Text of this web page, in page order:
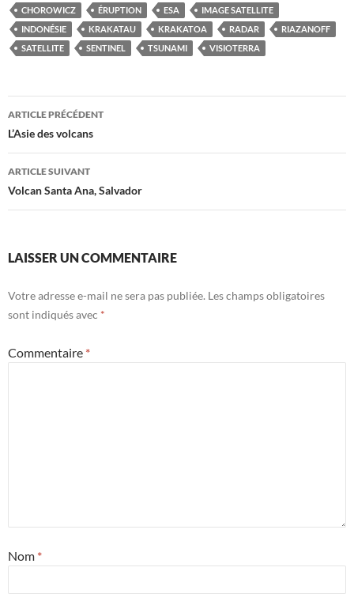
CHOROWICZ
ÉRUPTION ESA
IMAGE SATELLITE
INDONÉSIE
KRAKATAU KRAKATOA RADAR
RIAZANOFF
SATELLITE
SENTINEL TSUNAMI VISIOTERRA
Navigation
des
articles
ARTICLE PRÉCÉDENT
L’Asie des volcans
ARTICLE SUIVANT
Volcan Santa Ana, Salvador
LAISSER UN COMMENTAIRE
Votre adresse e-mail ne sera pas publiée. Les champs obligatoires
sont indiqués avec *
Commentaire *
Nom *